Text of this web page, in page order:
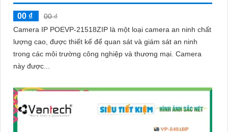
00 ₫
00 ₫
Camera IP POEVP-21518ZIP là một loại camera an ninh chất
lượng cao, được thiết kế để quan sát và giám sát an ninh
trong các môi trường công nghiệp và thương mại. Camera
này được...